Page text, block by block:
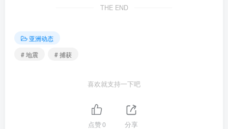
THE END
亚洲动态
# 地震
# 捕获
喜欢就支持一下吧
点赞0 分享